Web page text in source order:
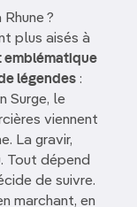
?
plus aisés à
emblématique
légendes :
Surge, le
viennent
La gravir,
Tout dépend
de suivre.
marchant, en